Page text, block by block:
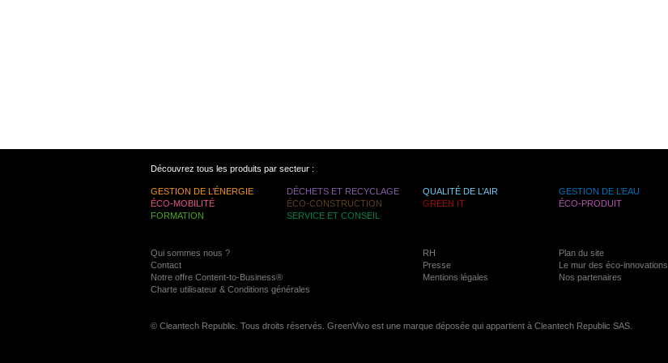
Découvrez tous les produits par secteur :
GESTION DE L’ÉNERGIE DÉCHETS ET RECYCLAGE QUALITÉ DE L’AIR
GESTION DE L’EAU
ÉCO-MOBILITÉ
ÉCO-CONSTRUCTION GREEN IT
ÉCO-PRODUIT
FORMATION
SERVICE ET CONSEIL
Qui sommes nous ? RH
Plan du site
Contact
Presse
Le mur des éco-innovations
Notre offre Content-to-Business®
Mentions légales
Nos partenaires
Charte utilisateur & Conditions générales
© Cleantech Republic. Tous droits réservés. GreenVivo est une marque déposée qui appartient à Cleantech Republic SAS.